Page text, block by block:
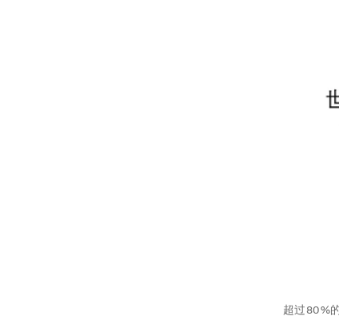
超过80%